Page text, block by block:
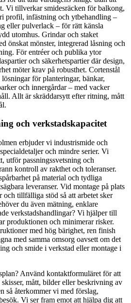
Vi tillverkar smidesräcken för balkong,
profil, infästning och ytbehandling –
eller pulverlack – för rätt känsla
utomhus. Grindar och staket
önskat mönster, integrerad låsning och
För entréer och publika ytor
och säkerhetspartier där design,
möter krav på robusthet. Cortenstål
för planteringar, bänkar,
och innergårdar – med vacker
Allt är skräddarsytt efter ritning, mått
och verkstadskapacitet
erbjuder vi industrismide och
och mindre serier. Vi
utför passningssvetsning och
kontroll av rakthet och toleranser.
på material och tydliga
leveranser. Vid montage på plats
tillfälliga stöd så att arbetet sker
du även mätning, enklare
verkstadshandlingar? Vi hjälper till
produktionen och minimerar risker.
med hög bärighet, ren finish
med samma omsorg oavsett om det
och smide i verkstad eller montage i
Använd kontaktformuläret för att
mått, bilder eller beskrivning av
så återkommer vi med förslag,
Vi ser fram emot att hjälpa dig att